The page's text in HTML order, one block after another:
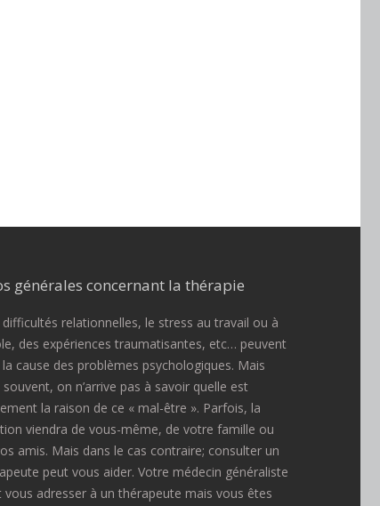
générales concernant la thérapie
difficultés relationnelles, le stress au travail ou à
des expériences traumatisantes, etc… peuvent
cause des problèmes psychologiques. Mais
souvent, on n’arrive pas à savoir quelle est
la raison de ce « mal-être ». Parfois, la
viendra de vous-même, de votre famille ou
amis. Mais dans le cas contraire; consulter un
peut vous aider. Votre médecin généraliste
vous adresser à un thérapeute mais vous êtes